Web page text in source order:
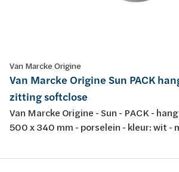
Van Marcke Origine
Van Marcke Origine Sun PACK
zitting softclose
Van Marcke Origine - Sun - PACK -
500 x 340 mm - porselein - kleur: wit -